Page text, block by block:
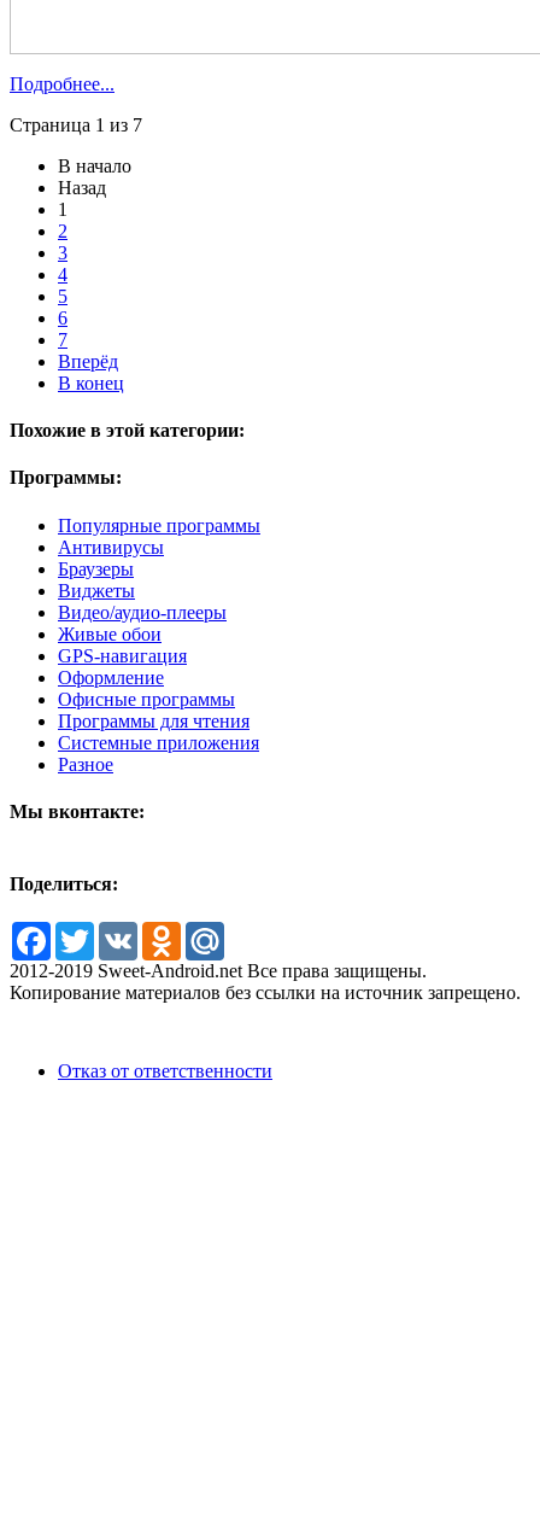
Подробнее...
Страница 1 из 7
В начало
Назад
1
2
3
4
5
6
7
Вперёд
В конец
Похожие в этой категории:
Программы:
Популярные программы
Антивирусы
Браузеры
Виджеты
Видео/аудио-плееры
Живые обои
GPS-навигация
Оформление
Офисные программы
Программы для чтения
Системные приложения
Разное
Мы вконтакте:
Поделиться:
Facebook
TwitterVK Odnoklassniki
2012-2019 Sweet-Android.net Все права защищены.
Копирование материалов без ссылки на источник запрещено.
Отказ от ответственности